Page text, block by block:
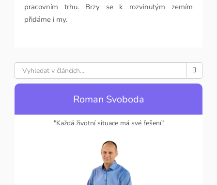
pracovním trhu. Brzy se k rozvinutým zemím
přidáme i my.
Roman Svoboda
"Každá životní situace má své řešení"